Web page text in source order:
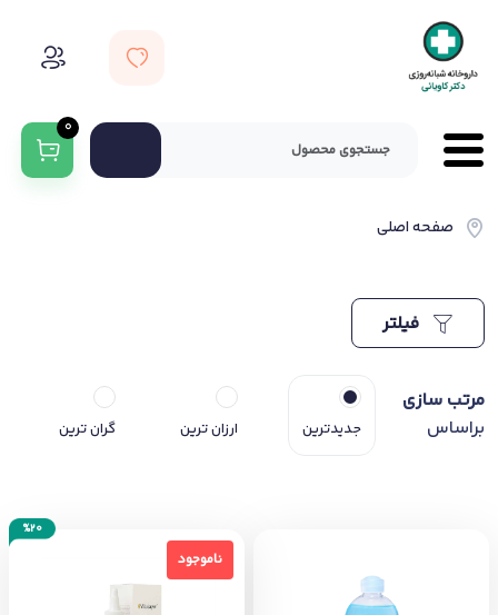
0
صفحه اصلی
مرتب سازی
براساس
جدیدترین ارزان ترین گران ترین
ناموجود
%20
ناموجود